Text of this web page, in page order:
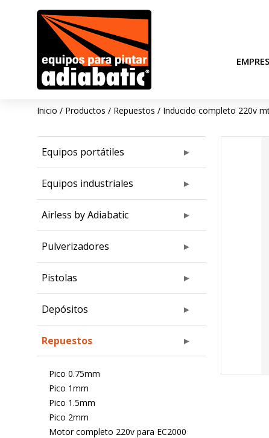
Inicio / Productos / Repuestos / Inducido completo 220v
Equipos portátiles
Equipos industriales
Airless by Adiabatic
Pulverizadores
Pistolas
Depósitos
Repuestos
Pico 0.75mm
Pico 1mm
Pico 1.5mm
Pico 2mm
Motor completo 220v para EC2000